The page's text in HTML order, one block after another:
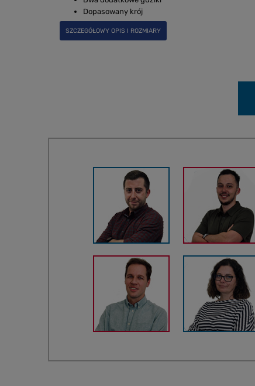
Dopasowany krój
SZCZEGÓŁOWY OPIS I ROZMIARY